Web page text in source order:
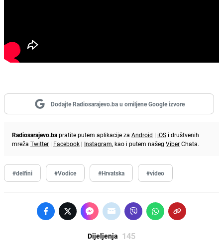
Dodajte Radiosarajevo.ba u omiljene Google izvore
Radiosarajevo.bapratite putem aplikacije za Android | iOS i društvenih
mreža Twitter | Facebook | Instagram, kao i putem našeg ViberChata.
#delfini #Vodice #Hrvatska #video
Dijeljenja 145